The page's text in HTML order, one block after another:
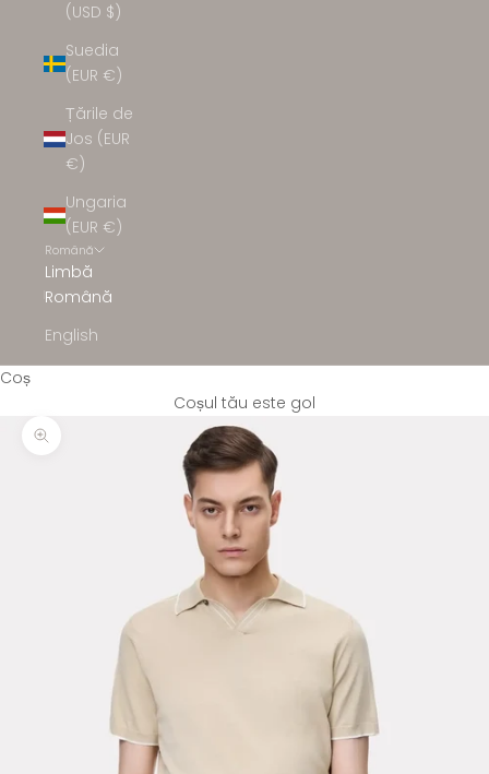
(USD $)
Suedia
(EUR €)
Țările de
Jos (EUR
€)
Ungaria
(EUR €)
Română
Limbă
Română
English
Coș
Coșul tău este gol
Mărește